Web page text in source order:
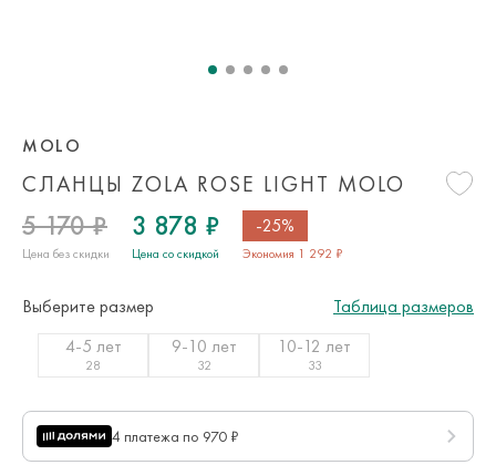
СЛАНЦЫ ZOLA ROSE LIGHT MOLO
MOLO
5 170 ₽
Цена без скидки
3 878 ₽
Цена со скидкой
-25%
Экономия 1 292 ₽
Выберите размер
Таблица размеров
4-5 лет
28
9-10 лет
32
10-12 лет
33
4 платежа по 970 ₽